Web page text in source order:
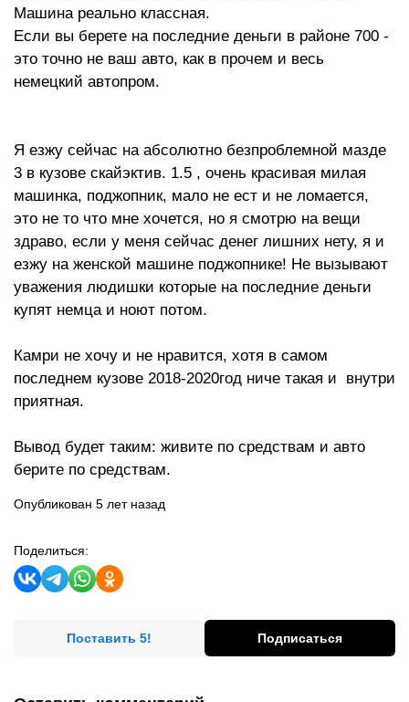
Машина реально классная.
Если вы берете на последние деньги в районе 700 -
это точно не ваш авто, как в прочем и весь
немецкий автопром.
Я езжу сейчас на абсолютно безпроблемной мазде
3 в кузове скайэктив. 1.5 , очень красивая милая
машинка, поджопник, мало не ест и не ломается,
это не то что мне хочется, но я смотрю на вещи
здраво, если у меня сейчас денег лишних нету, я и
езжу на женской машине поджопнике! Не вызывают
уважения людишки которые на последние деньги
купят немца и ноют потом.
Камри не хочу и не нравится, хотя в самом
последнем кузове 2018-2020год ниче такая и внутри
приятная.
Вывод будет таким: живите по средствам и авто
берите по средствам.
Опубликован 5 лет назад
Поделиться:
Поставить 5! Подписаться